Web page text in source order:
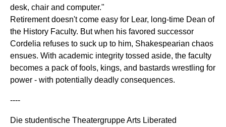
desk, chair and computer."
Retirement doesn't come easy for Lear, long-time Dean of
the History Faculty. But when his favored successor
Cordelia refuses to suck up to him, Shakespearian chaos
ensues. With academic integrity tossed aside, the faculty
becomes a pack of fools, kings, and bastards wrestling for
power - with potentially deadly consequences.
----
Die studentische Theatergruppe Arts Liberated